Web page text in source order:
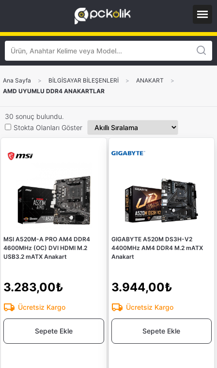
Ana Sayfa > BİLGİSAYAR BİLEŞENLERİ > ANAKART
>
AMD UYUMLU DDR4 ANAKARTLAR
30 sonuç bulundu.
Stokta Olanları Göster
MSI A520M-A PRO AM4 DDR4
4600MHz (OC) DVI HDMI M.2
USB3.2 mATX Anakart
3.283,00₺
Ücretsiz Kargo
Sepete Ekle
GIGABYTE A520M DS3H-V2
4400MHz AM4 DDR4 M.2 mATX
Anakart
3.944,00₺
Ücretsiz Kargo
Sepete Ekle